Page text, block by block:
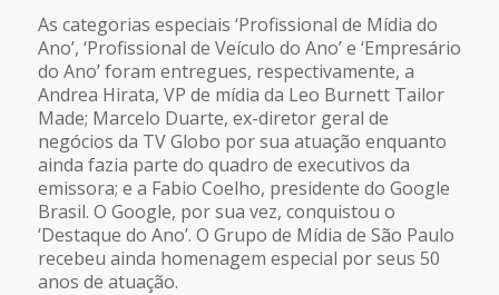
As categorias especiais ‘Profissional de Mídia do
Ano’, ‘Profissional de Veículo do Ano’ e ‘Empresário
do Ano’ foram entregues, respectivamente, a
Andrea Hirata, VP de mídia da Leo Burnett Tailor
Made; Marcelo Duarte, ex-diretor geral de
negócios da TV Globo por sua atuação enquanto
ainda fazia parte do quadro de executivos da
emissora; e a Fabio Coelho, presidente do Google
Brasil. O Google, por sua vez, conquistou o
‘Destaque do Ano’. O Grupo de Mídia de São Paulo
recebeu ainda homenagem especial por seus 50
anos de atuação.